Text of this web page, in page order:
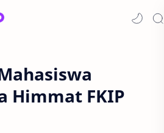
Himmat FKIP